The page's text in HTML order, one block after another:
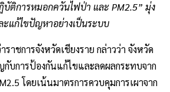
บัติการหมอกควันไฟป่า และ PM2.5” มุ่ง
ะแก้ไขปัญหาอย่างเป็นระบบ
าชการจังหวัดเชียงราย กล่าวว่า จังหวัด
กับการป้องกันแก้ไขและลดผลกระทบจาก
โดยเน้นมาตรการควบคุมการเผาจาก